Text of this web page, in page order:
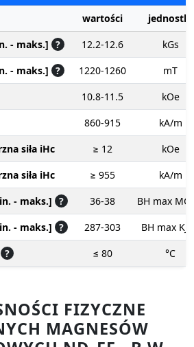
wartości
jednostki
- maks.] ? 12.2-12.6
kGs
- maks.] ? 1220-1260
mT
10.8-11.5
kOe
860-915
kA/m
siła iHc
≥ 12
kOe
siła iHc
≥ 955
kA/m
- maks.] ? 36-38
BH max
- maks.] ? 287-303
BH max
? ≤ 80 °C
FIZYCZNE
MAGNESÓW